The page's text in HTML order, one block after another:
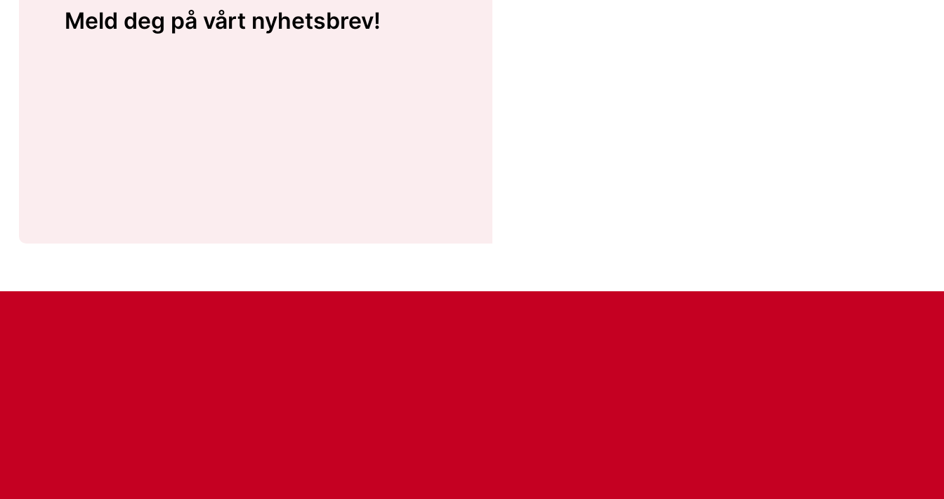
Meld deg på vårt nyhetsbrev!